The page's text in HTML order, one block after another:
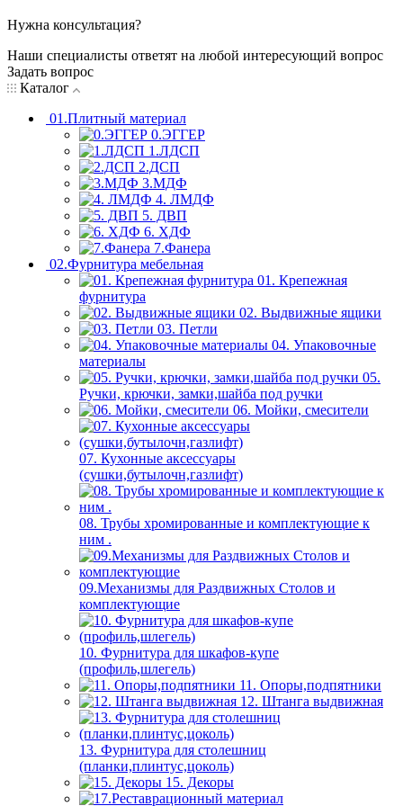
Нужна консультация?
Наши специалисты ответят на любой интересующий вопрос
Задать вопрос
Каталог
01.Плитный материал
0.ЭГГЕР
1.ЛДСП
2.ДСП
3.МДФ
4. ЛМДФ
5. ДВП
6. ХДФ
7.Фанера
02.Фурнитура мебельная
01. Крепежная
фурнитура
02. Выдвижные ящики
03. Петли
04. Упаковочные
материалы
05.
Ручки, крючки, замки,шайба под ручки
06. Мойки, смесители
07. Кухонные аксессуары
(сушки,бутылочн,газлифт)
08. Трубы хромированные и комплектующие к
ним .
09.Механизмы для Раздвижных Столов и
комплектующие
10. Фурнитура для шкафов-купе
(профиль,шлегель)
11. Опоры,подпятники
12. Штанга выдвижная
13. Фурнитура для столешниц
(планки,плинтус,цоколь)
15. Декоры